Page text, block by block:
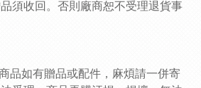
須收回。否則廠商恕不受理退貨事
品如有贈品或配件，麻煩請一併寄